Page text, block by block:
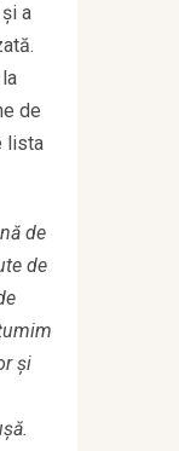
a
de
lista
de
de
și